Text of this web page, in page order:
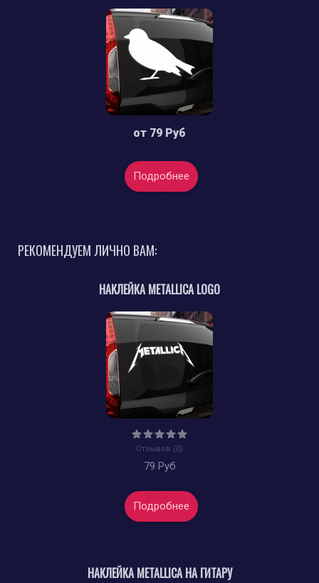
от 79 Руб
Подробнее
РЕКОМЕНДУЕМ ЛИЧНО ВАМ:
НАКЛЕЙКА METALLICA LOGO
Отзывов (0)
79 Руб
Подробнее
НАКЛЕЙКА METALLICA НА ГИТАРУ